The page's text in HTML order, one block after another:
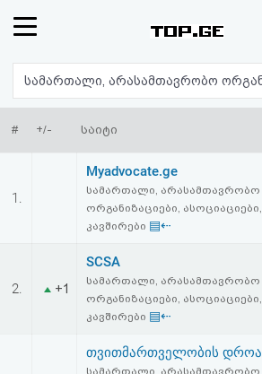
რეიტინგი
(მთავარი)
ფოსტა
ავტორიზაცია
# +/- საიტი
1.
Myadvocate.ge
სამართალი, არასამთავრობო
ორგანიზაციები, ასოციაციები,
კავშირები ▤⇠
2. +1
SCSA
სამართალი, არასამთავრობო
ორგანიზაციები, ასოციაციები,
კავშირები ▤⇠
თვითმართველობის დროა
სამართალი, არასამთავრობო